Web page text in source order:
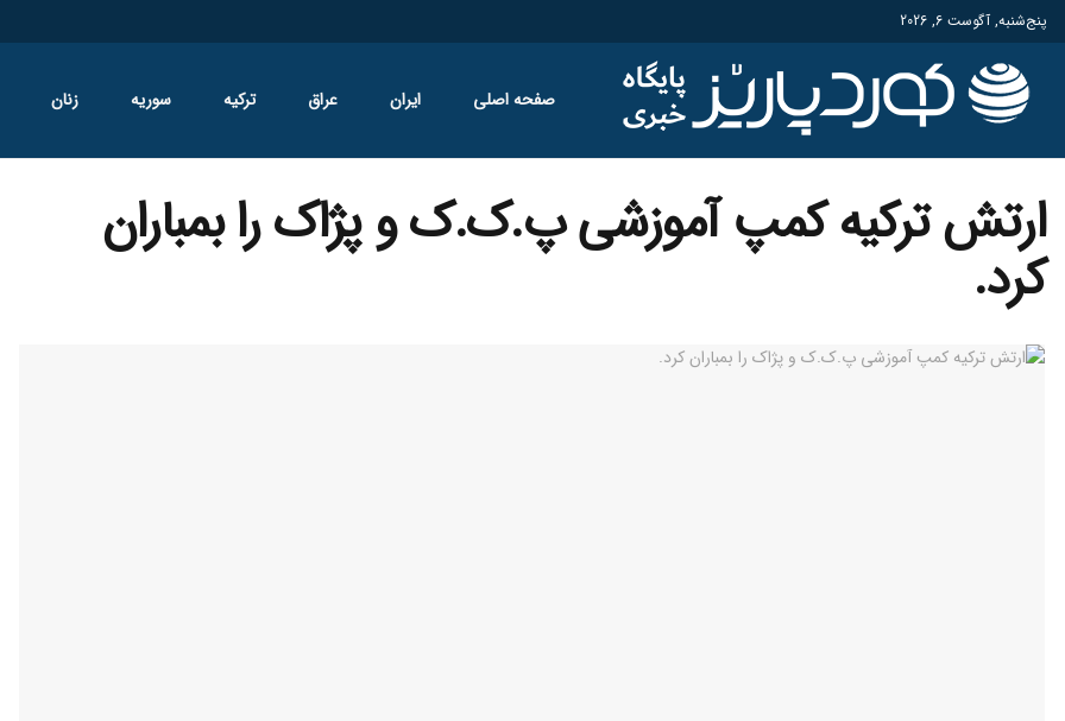
پنج‌شنبه, آگوست 6, 2026
صفحه اصلی ایران عراق ترکیه سوریه زنان
ارتش ترکیه کمپ آموزشی پ.ک.ک و پژاک را بمباران
کرد.